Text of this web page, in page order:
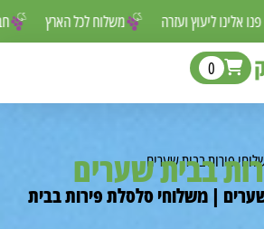
משלוח לכל הארץ פנו אלינו ליעוץ ועזרה
0
בבית שערים
בבית שערים
| משלוחי סלסלת פירות בבית